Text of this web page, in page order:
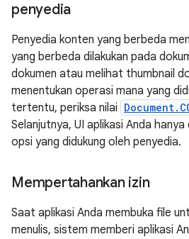
penyedia
Penyedia konten yang berbeda
yang berbeda dilakukan pada
dokumen atau melihat thumbnail
menentukan operasi mana yang
tertentu, periksa nilai
Selanjutnya, UI aplikasi Anda
opsi yang didukung oleh penyedia.
Mempertahankan izin
Saat aplikasi Anda membuka file
menulis, sistem memberi aplikasi